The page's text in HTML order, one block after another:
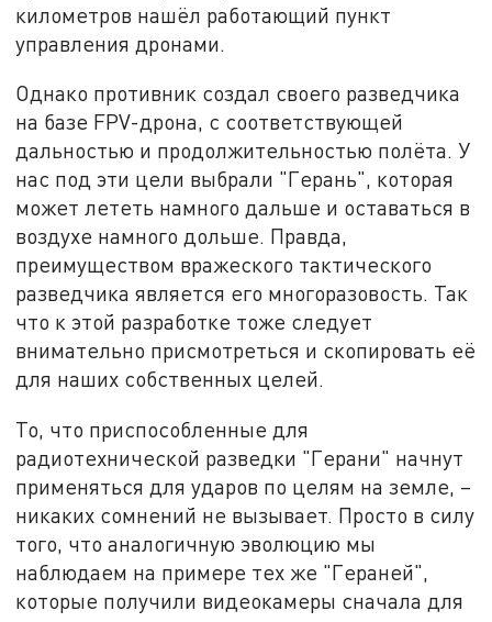
километров нашёл работающий пункт
управления дронами.
Однако противник создал своего разведчика
на базе FPV-дрона, с соответствующей
дальностью и продолжительностью полёта. У
нас под эти цели выбрали "Герань", которая
может лететь намного дальше и оставаться в
воздухе намного дольше. Правда,
преимуществом вражеского тактического
разведчика является его многоразовость. Так
что к этой разработке тоже следует
внимательно присмотреться и скопировать её
для наших собственных целей.
То, что приспособленные для
радиотехнической разведки "Герани" начнут
применяться для ударов по целям на земле, –
никаких сомнений не вызывает. Просто в силу
того, что аналогичную эволюцию мы
наблюдаем на примере тех же "Гераней",
которые получили видеокамеры сначала для